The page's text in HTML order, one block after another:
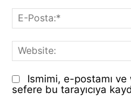
Ismimi, e-postamı
sefere bu tarayıcıya